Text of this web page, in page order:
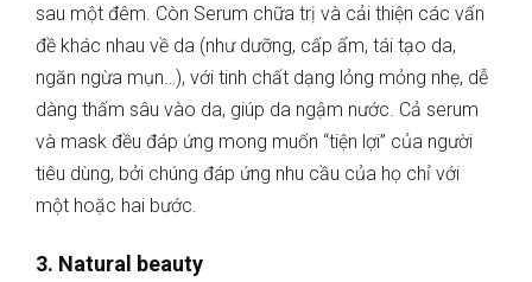
sau một đêm. Còn Serum chữa trị và cải thiện các vấn
đề khác nhau về da (như dưỡng, cấp ẩm, tái tạo da,
ngăn ngừa mụn…), với tinh chất dạng lỏng mỏng nhẹ, dễ
dàng thấm sâu vào da, giúp da ngậm nước. Cả serum
và mask đều đáp ứng mong muốn “tiện lợi” của người
tiêu dùng, bởi chúng đáp ứng nhu cầu của họ chỉ với
một hoặc hai bước.
3. Natural beauty